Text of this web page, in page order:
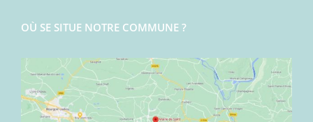
OÙ SE SITUE NOTRE COMMUNE ?